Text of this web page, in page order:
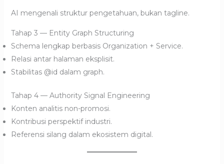
AI mengenali struktur pengetahuan, bukan tagline.
Tahap 3 — Entity Graph Structuring
Schema lengkap berbasis Organization + Service.
Relasi antar halaman eksplisit.
Stabilitas @id dalam graph.
Tahap 4 — Authority Signal Engineering
Konten analitis non-promosi.
Kontribusi perspektif industri.
Referensi silang dalam ekosistem digital.